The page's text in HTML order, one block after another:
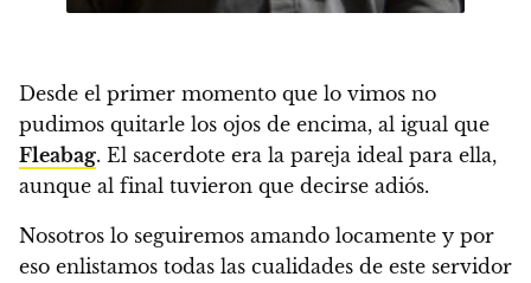
Desde el primer momento que lo vimos no
pudimos quitarle los ojos de encima, al igual que
Fleabag. El sacerdote era la pareja ideal para ella,
aunque al final tuvieron que decirse adiós.
Nosotros lo seguiremos amando locamente y por
eso enlistamos todas las cualidades de este servidor